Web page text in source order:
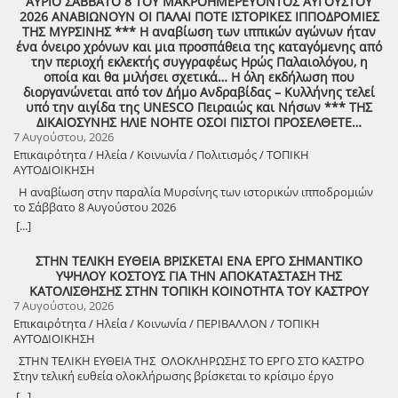
κανόνια του αγώνα! ΦΩΤΟΓΡΑΦΙΕΣ ΚΑΙ ΠΡΟΣΚΛΗΣΗ ΓΙΑ ΤΟ
ΣΥΝΑΠΑΝΤΗΜΑ (Πατήστε πάνω στο σύνδεσμο για να ανοίξει το
αρχείο) Ο Σύλλογος των απανταχού Δουκιωτών σάς προσκαλεί στην
εκδήλωση που θα πραγματοποιηθεί στο χωριό μας, το ΔΟΥΚΑ, σε
συνδιοργάνωση με τον Δήμο Αρχαίας Ολυμπίας, στις 13 Αυγούστου,
ημέρα Πέμπτη και ώρα 8:30 μ.μ., στην πλατεία του χωριού με θέμα:
«Άυλη πολιτιστική κληρονομιά: Eκφράσεις, Δράσεις Διαφύλαξης και
Προοπτικές στην Ηλεία» Oμιλητές: – Διομήδης Τόλιος, Διεύθυνση
Νεότερης Πολιτιστικής Κληρονομιάς ΥΠΠΟ-Σύλλογος Διβριωτών
Αθήνας – Γωγώ Κανελλοπούλου, εκπαιδευτικός – Νίκος
Σιάκκουλης, Πρόεδρος eco action Νεμούτας Θα ακολουθήσoυν
χοροί της Ηλείας από το Λύκειο Ελληνίδων Πύργου Η είσοδος για
την πολιτιστική εκδήλωση είναι ελεύθερη. Μετά το πέρας της
εκδήλωσης, σας προσκαλούμε να διασκεδάσουμε όλοι μαζί με
ζωντανή παραδοσιακή μουσική από τη μουσική ομάδα του
Λύσανδρου Παναγόπουλου, σε μια βραδιά γεμάτη κέφι, χορό και
συμμετοχής στο γλέντι: 10 ευρώ ανά άτομο.
2026 ΑΝΑΒΙΩΝΟΥΝ ΟΙ ΠΑΛΑΙ ΠΟΤΕ ΙΣΤΟΡΙΚΕΣ ΙΠΠΟΔΡΟΜΙΕΣ
ΤΗΣ ΜΥΡΣΙΝΗΣ *** Η αναβίωση των ιππικών αγώνων ήταν
ένα όνειρο χρόνων και μια προσπάθεια της καταγόμενης από
την περιοχή εκλεκτής συγγραφέως Ηρώς Παλαιολόγου, η
οποία και θα μιλήσει σχετικά… Η όλη εκδήλωση που
διοργανώνεται από τον Δήμο Ανδραβίδας – Κυλλήνης τελεί
υπό την αιγίδα της UNESCO Πειραιώς και Νήσων *** ΤΗΣ
ΔΙΚΑΙΟΣΥΝΗΣ ΗΛΙΕ ΝΟΗΤΕ ΟΣΟΙ ΠΙΣΤΟΙ ΠΡΟΣΕΛΘΕΤΕ…
7 Αυγούστου, 2026
Επικαιρότητα / Ηλεία / Κοινωνία / Πολιτισμός / ΤΟΠΙΚΗ
ΑΥΤΟΔΙΟΙΚΗΣΗ
Η αναβίωση στην παραλία Μυρσίνης των ιστορικών ιπποδρομιών
το Σάββατο 8 Αυγούστου 2026
[...]
ΣΤΗΝ ΤΕΛΙΚΗ ΕΥΘΕΙΑ ΒΡΙΣΚΕΤΑΙ ΕΝΑ ΕΡΓΟ ΣΗΜΑΝΤΙΚΟ
ΥΨΗΛΟΥ ΚΟΣΤΟΥΣ ΓΙΑ ΤΗΝ ΑΠΟΚΑΤΑΣΤΑΣΗ ΤΗΣ
ΚΑΤΟΛΙΣΘΗΣΗΣ ΣΤΗΝ ΤΟΠΙΚΗ ΚΟΙΝΟΤΗΤΑ ΤΟΥ ΚΑΣΤΡΟΥ
7 Αυγούστου, 2026
Επικαιρότητα / Ηλεία / Κοινωνία / ΠΕΡΙΒΑΛΛΟΝ / ΤΟΠΙΚΗ
ΑΥΤΟΔΙΟΙΚΗΣΗ
ΣΤΗΝ ΤΕΛΙΚΗ ΕΥΘΕΙΑ ΤΗΣ ΟΛΟΚΛΗΡΩΣΗΣ ΤΟ ΕΡΓΟ ΣΤΟ ΚΑΣΤΡΟ
Στην τελική ευθεία ολοκλήρωσης βρίσκεται το κρίσιμο έργο
αποκατάστασης της κατολίσθησης στην Τ.Κ. Κάστρου,